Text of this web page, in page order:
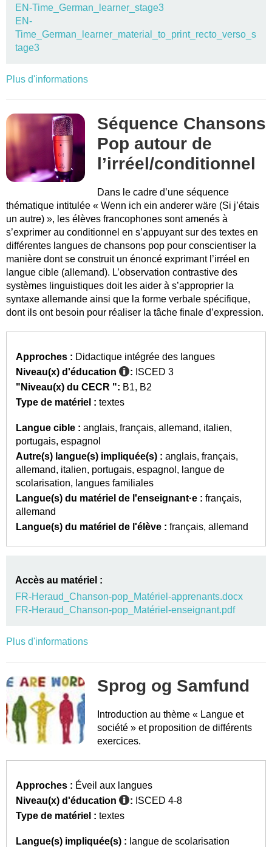
EN-Time_German_learner_stage3
EN-
Time_German_learner_material_to_print_recto_verso_s
tage3
Plus d'informations
Séquence Chansons
Pop autour de
l’irréel/conditionnel
Dans le cadre d’une séquence
thématique intitulée « Wenn ich ein anderer wäre (Si j’étais
un autre) », les élèves francophones sont amenés à
s’exprimer au conditionnel en s’appuyant sur des textes en
différentes langues de chansons pop pour conscientiser la
manière dont se construit un énoncé exprimant l’irréel en
langue cible (allemand). L’observation contrastive des
systèmes linguistiques doit les aider à s’approprier la
syntaxe allemande ainsi que la forme verbale spécifique,
dont ils ont besoin pour réaliser la tâche finale d’expression.
Approches : Didactique intégrée des langues
Niveau(x) d'éducation
: ISCED 3
"Niveau(x) du CECR ": B1
B2
Type de matériel : textes
Langue cible : anglais français allemand
italien
portugais espagnol
Autre(s) langue(s) impliquée(s) : anglais français
allemand
italien portugais espagnol
langue de
scolarisation
langues familiales
Langue(s) du matériel de l'enseignant·e : français
allemand
Langue(s) du matériel de l'élève : français allemand
Accès au matériel :
FR-Heraud_Chanson-pop_Matériel-apprenants.docx
FR-Heraud_Chanson-pop_Matériel-enseignant.pdf
Plus d'informations
Sprog og Samfund
Introduction au thème « Langue et
société » et proposition de différents
exercices.
Approches : Éveil aux langues
Niveau(x) d'éducation
: ISCED 4-8
Type de matériel : textes
Langue(s) impliquée(s) : langue de scolarisation